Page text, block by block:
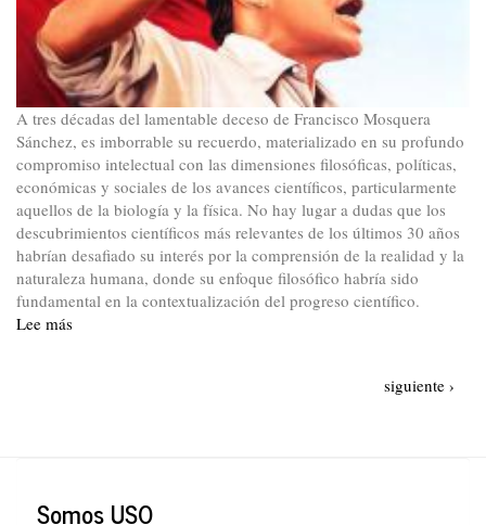
A tres décadas del lamentable deceso de Francisco Mosquera
Sánchez, es imborrable su recuerdo, materializado en su profundo
compromiso intelectual con las dimensiones filosóficas, políticas,
económicas y sociales de los avances científicos, particularmente
aquellos de la biología y la física. No hay lugar a dudas que los
descubrimientos científicos más relevantes de los últimos 30 años
habrían desafiado su interés por la comprensión de la realidad y la
naturaleza humana, donde su enfoque filosófico habría sido
fundamental en la contextualización del progreso científico.
Lee más
Siguiente
siguiente ›
Somos USO